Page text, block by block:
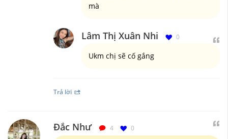
mà
Lâm Thị Xuân Nhi 0
Ukm chị sẽ cố gắng
Trả lời
Đắc Như 4 0